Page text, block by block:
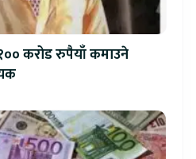
करोड रुपैयाँ कमाउने